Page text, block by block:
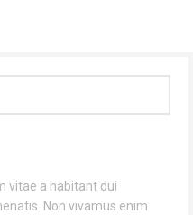
vitae a habitant dui
Non vivamus enim